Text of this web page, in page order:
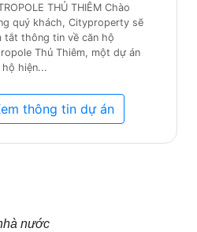
THỦ THIÊM Chào
quý khách, Cityproperty sẽ
tắt thông tin về căn hộ
Thủ Thiêm, một dự án
hộ hiện...
thông tin dự án
nước